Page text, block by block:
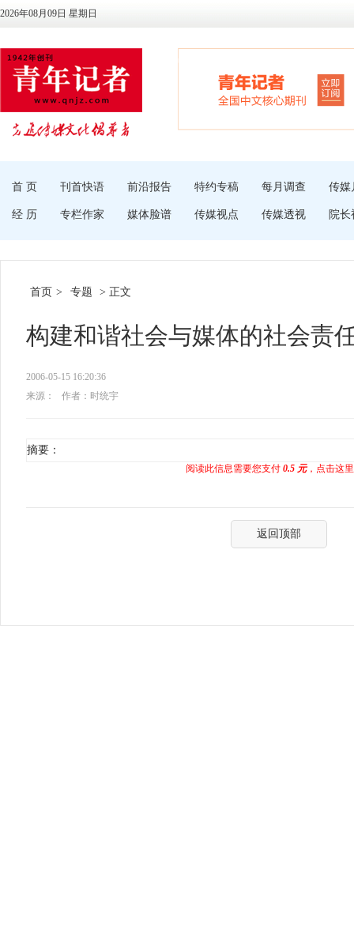
2026年08月09日 星期日
首 页 刊首快语 前沿报告 特约专稿 每月调查 传媒
经 历 专栏作家 媒体脸谱 传媒视点 传媒透视 院长
首页 > 专题 > 正文
构建和谐社会与媒体的社会责
2006-05-15 16:20:36
来源：
作者：时统宇
摘要：
阅读此信息需要您支付 0.5 元，点击这
返回顶部